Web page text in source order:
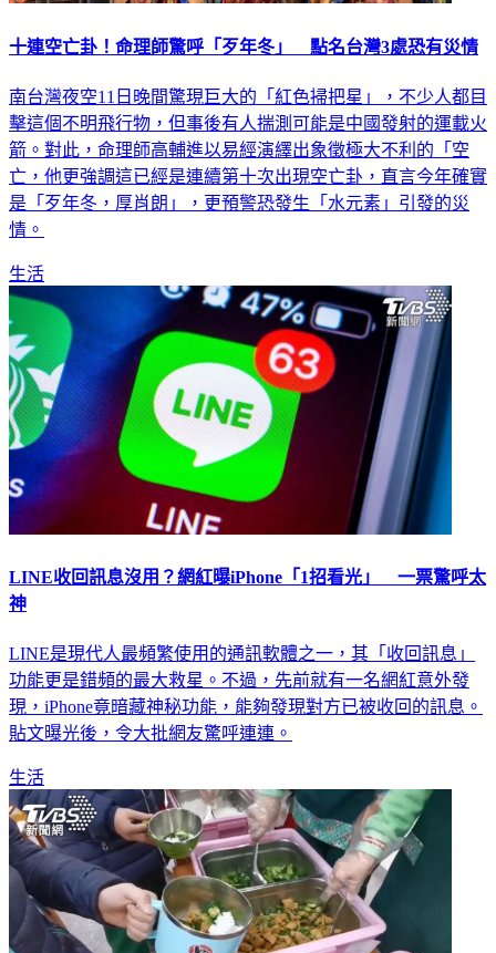
十連空亡卦！命理師驚呼「歹年冬」 點名台灣3處恐有災情
南台灣夜空11日晚間驚現巨大的「紅色掃把星」，不少人都目
擊這個不明飛行物，但事後有人揣測可能是中國發射的運載火
箭。對此，命理師高輔進以易經演繹出象徵極大不利的「空
亡，他更強調這已經是連續第十次出現空亡卦，直言今年確實
是「歹年冬，厚肖朗」，更預警恐發生「水元素」引發的災
情。
生活
LINE收回訊息沒用？網紅曝iPhone「1招看光」 一票驚呼太
神
LINE是現代人最頻繁使用的通訊軟體之一，其「收回訊息」
功能更是錯頻的最大救星。不過，先前就有一名網紅意外發
現，iPhone竟暗藏神秘功能，能夠發現對方已被收回的訊息。
貼文曝光後，令大批網友驚呼連連。
生活